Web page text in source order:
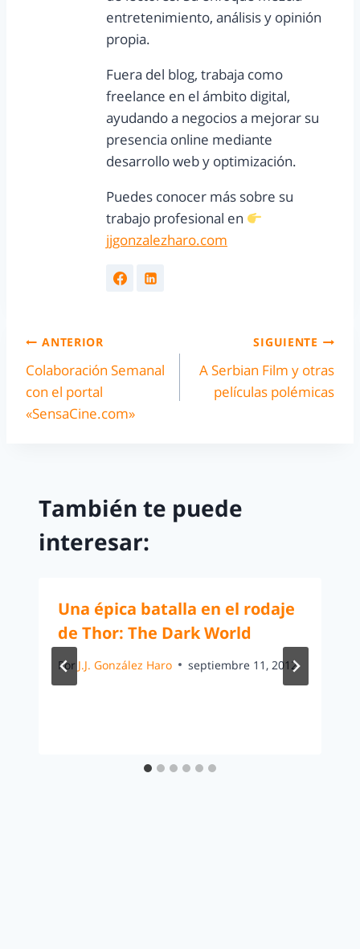
entretenimiento, análisis y opinión
propia.
Fuera del blog, trabaja como
freelance en el ámbito digital,
ayudando a negocios a mejorar su
presencia online mediante
desarrollo web y optimización.
Puedes conocer más sobre su
trabajo profesional en
jjgonzalezharo.com
ANTERIOR
Colaboración Semanal
con el portal
«SensaCine.com»
SIGUIENTE
A Serbian Film y otras
películas polémicas
También te puede
interesar:
Una épica batalla en el rodaje
de Thor: The Dark World
Por J.J. González Haro septiembre 11, 2012